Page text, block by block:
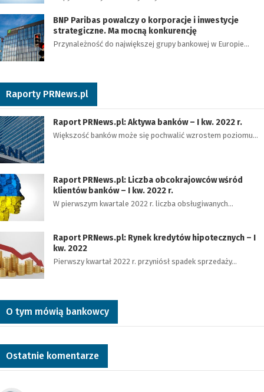
BNP Paribas powalczy o korporacje i inwestycje
strategiczne. Ma mocną konkurencję
Przynależność do największej grupy bankowej w Europie…
Raporty PRNews.pl
Raport PRNews.pl: Aktywa banków – I kw. 2022 r.
Większość banków może się pochwalić wzrostem poziomu…
Raport PRNews.pl: Liczba obcokrajowców wśród
klientów banków – I kw. 2022 r.
W pierwszym kwartale 2022 r. liczba obsługiwanych…
Raport PRNews.pl: Rynek kredytów hipotecznych – I
kw. 2022
Pierwszy kwartał 2022 r. przyniósł spadek sprzedaży…
O tym mówią bankowcy
Ostatnie komentarze